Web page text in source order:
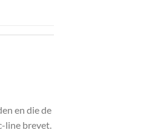
en die de
line brevet.